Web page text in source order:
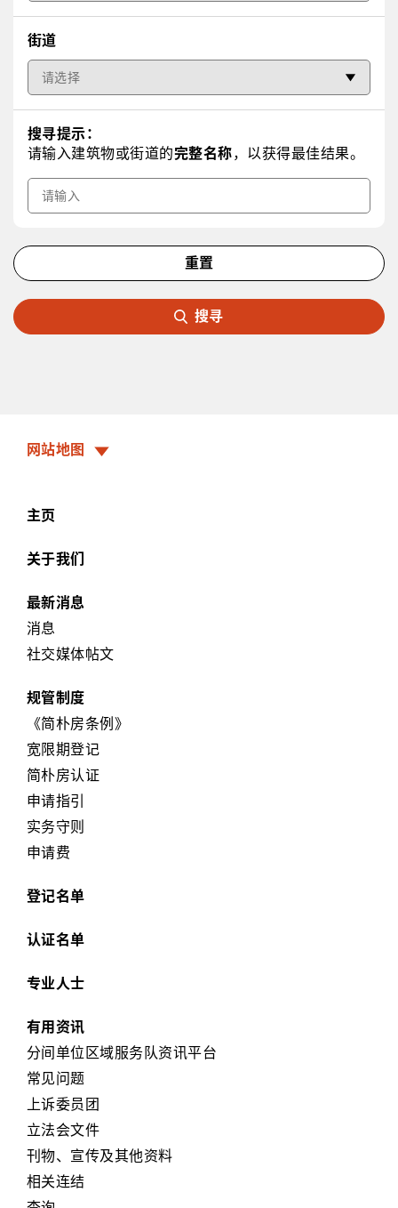
街道
关键字
搜寻提示：
请输入建筑物或街道的完整名称，以获得最佳结果。
重置
搜寻
网站地图
主页
关于我们
最新消息
消息
社交媒体帖文
规管制度
《简朴房条例》
宽限期登记
简朴房认证
申请指引
实务守则
申请费
登记名单
认证名单
专业人士
有用资讯
分间单位区域服务队资讯平台
常见问题
上诉委员团
立法会文件
刊物、宣传及其他资料
相关连结